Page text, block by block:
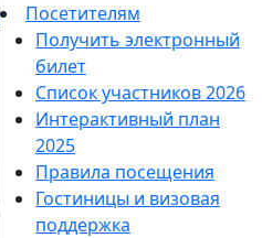
Посетителям
Получить электронный
билет
Список участников 2026
Интерактивный план
2025
Правила посещения
Гостиницы и визовая
поддержка